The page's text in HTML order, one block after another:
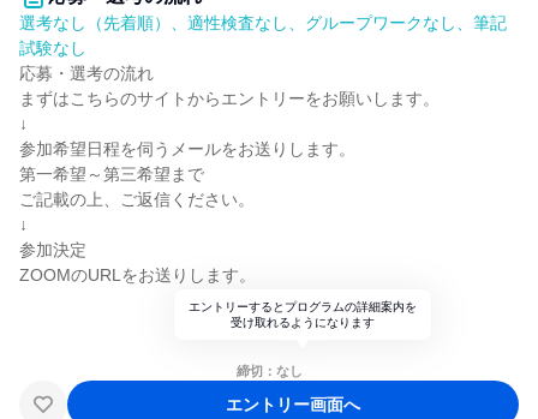
選考なし（先着順）、適性検査なし、グループワークなし、筆記
試験なし
応募・選考の流れ
まずはこちらのサイトからエントリーをお願いします。
↓
参加希望日程を伺うメールをお送りします。
第一希望～第三希望まで
ご記載の上、ご返信ください。
↓
参加決定
ZOOMのURLをお送りします。
エントリーするとプログラムの詳細案内を
受け取れるようになります
締切：なし
エントリー画面へ